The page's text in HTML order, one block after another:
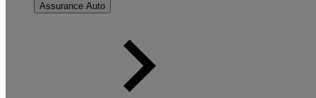
Assurance Auto